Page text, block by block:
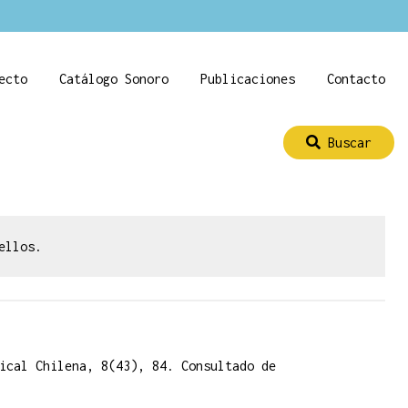
Catálogo Sonoro Publicaciones Contacto
Buscar
Chilena, 8(43), 84. Consultado de